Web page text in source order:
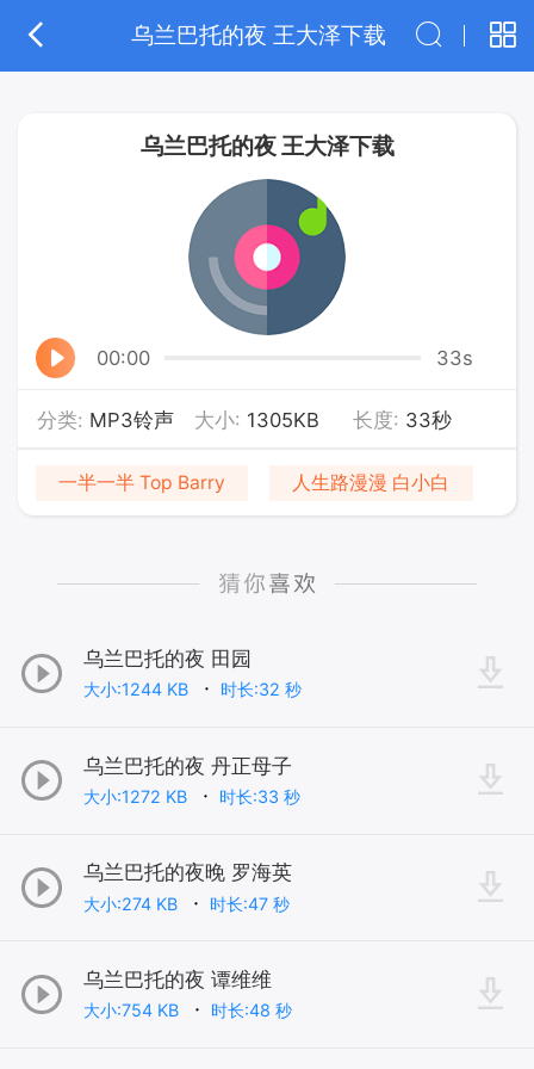
乌兰巴托的夜 王大泽下载
乌兰巴托的夜 王大泽下载
00:00 33s
分类: MP3铃声 大小: 1305KB 长度: 33秒
一半一半 Top Barry 人生路漫漫 白小白
乌兰巴托的夜 田园
大小:1244 KB 时长:32 秒
乌兰巴托的夜 丹正母子
大小:1272 KB 时长:33 秒
乌兰巴托的夜晚 罗海英
大小:274 KB 时长:47 秒
乌兰巴托的夜 谭维维
大小:754 KB 时长:48 秒